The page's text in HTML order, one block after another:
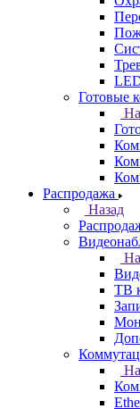
Готовые
Распродажа
Назад
ТВ